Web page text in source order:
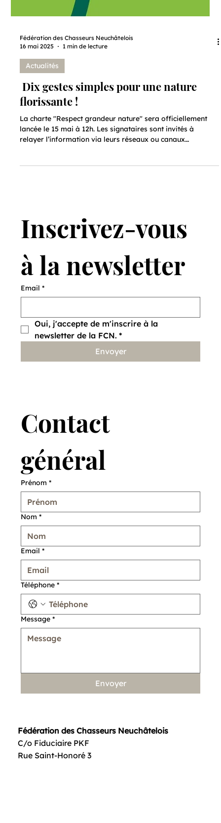
16 mai 2025
Actualités
Dix gestes simples pour une nature
florissante !
La charte "Respect grandeur nature" sera officiellement
habituels, à l’aide des supports fournis.
Inscrivez-vous
à la newsletter
Oui, j'accepte de m'inscrire à la
newsletter de la FCN. *
Fédération des Chasseurs Neuchâtelois
C/o Fiduciaire PKF
Contact
général
Prénom *
Nom *
Email *
Téléphone *
Message *